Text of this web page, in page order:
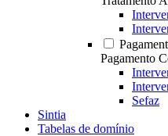
Pagamento
Sefaz
Sintia
Tabelas de domínio